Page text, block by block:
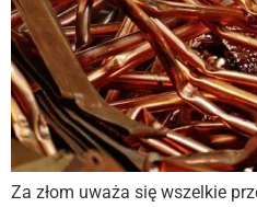
Za złom uważa się wszelkie